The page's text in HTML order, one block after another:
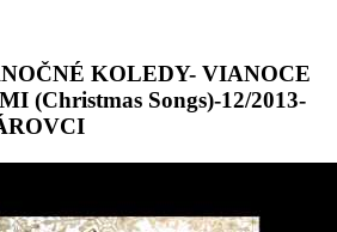
KOLEDY- VIANOCE
(Christmas Songs)-12/2013-